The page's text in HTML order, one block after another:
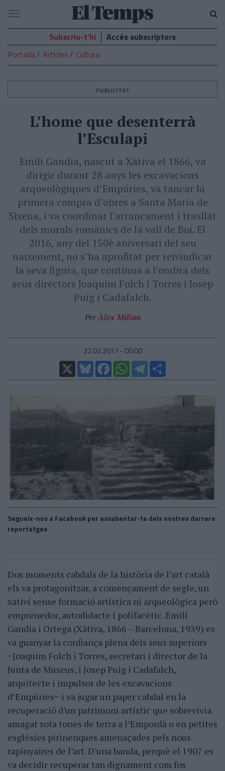
El
Temps
Navegació
Subscriu-t’hi
Accés subscriptors
Portada
Articles Cultura
PUBLICITAT
L’home que desenterrà
l’Esculapi
Emili Gandia, nascut a Xàtiva el 1866, va
dirigir durant 28 anys les excavacions
arqueològiques d’Empúries, va tancar la
primera compra d’obres a Santa Maria de
Sixena, i va coordinar l’arrancament i trasllat
dels murals romànics de la vall de Boí. El
2016, any del 150è aniversari del seu
naixement, no s’ha aprofitat per reivindicar
la seva figura, que continua a l’ombra dels
seus directors Joaquim Folch i Torres i Josep
Puig i Cadafalch.
PerÀlex Milian
22.02.2017 - 00:00
X
BlueskyFacebookWhatsAppTelegram
Segueix-nos a Facebook per assabentar-te dels nostres darrers
reportatges
Dos moments cabdals de la història de l’art català
els va protagonitzar, a començament de segle, un
xativí sense formació artística ni arqueològica però
emprenedor, autodidacte i polifacètic. Emili
Gandia i Ortega (Xàtiva, 1866 – Barcelona, 1939) es
va guanyar la confiança plena dels seus superiors
−Joaquim Folch i Torres, secretari i director de la
Junta de Museus, i Josep Puig i Cadafalch,
arquitecte i impulsor de les excavacions
d’Empúries− i va jugar un paper cabdal en la
recuperació d’un patrimoni artístic que sobrevivia
amagat sota tones de terra a l’Empordà o en petites
esglésies pirinenques amenaçades pels nous
rapinyaires de l’art. D’una banda, perquè el 1907 es
va decidir recuperar tan dignament com fos